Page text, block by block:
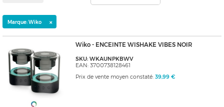
Marque: Wiko ×
Wiko - ENCEINTE WISHAKE VIBES NOIR
SKU: WKAUNPKBWV
EAN: 3700738128461
Prix de vente moyen constaté: 39,99 €